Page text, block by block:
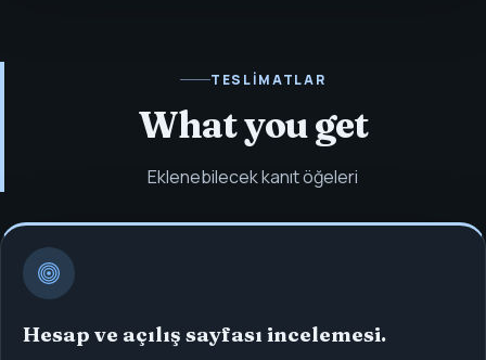
TESLIMATLAR
What you get
Eklenebilecek kanıt öğeleri
Hesap ve açılış sayfası incelemesi.